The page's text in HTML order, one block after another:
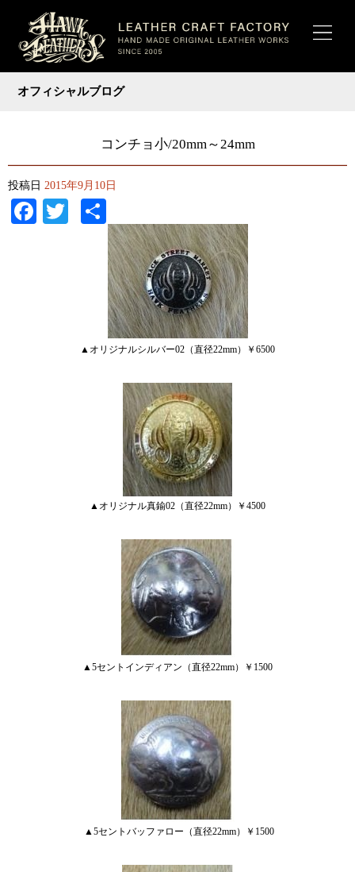
オフィシャルブログ
コンチョ小/20mm～24mm
投稿日 2015年9月10日
Facebook
Twitter
有
▲オリジナルシルバー02（直径22mm）￥6500
▲オリジナル真鍮02（直径22mm）￥4500
▲5セントインディアン（直径22mm）￥1500
▲5セントバッファロー（直径22mm）￥1500